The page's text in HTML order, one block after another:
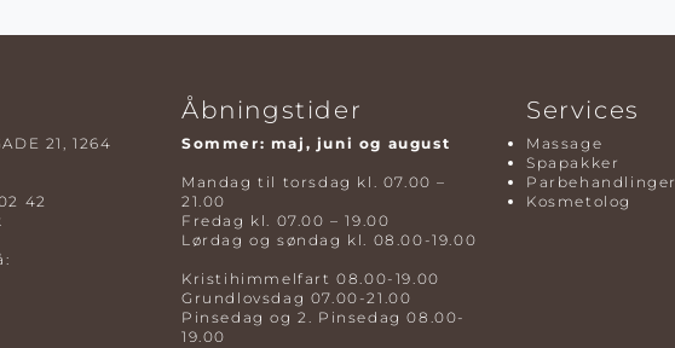
21, 1264
42
Åbningstider
Sommer: maj, juni og august
Mandag til torsdag kl. 07.00 –
21.00
Fredag kl. 07.00 – 19.00
Lørdag og søndag kl. 08.00-19.00
Kristihimmelfart 08.00-19.00
Grundlovsdag 07.00-21.00
Pinsedag og 2. Pinsedag 08.00-
19.00
Services
Massage
Spapakker
Parbehandlinger
Kosmetolog